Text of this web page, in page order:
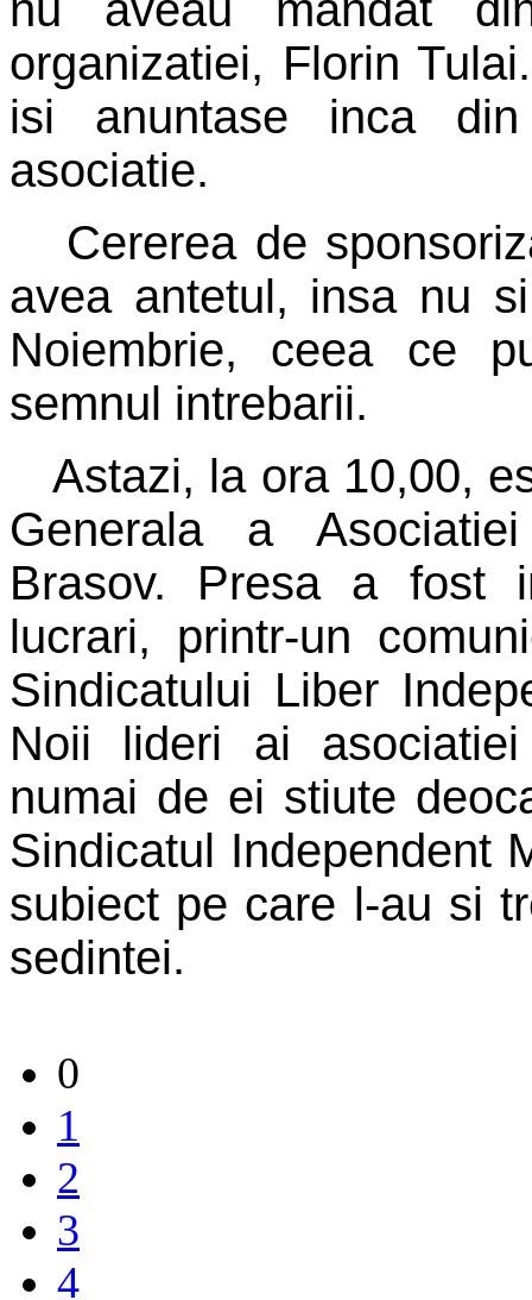
organizatiei, Florin
isi anuntase inca
asociatie.
Cererea de
avea antetul, insa nu
Noiembrie, ceea ce
semnul intrebarii.
Astazi, la ora 10,00,
Generala a
Brasov. Presa a fost
lucrari, printr-un
Sindicatului Liber
Noii lideri ai
numai de ei stiute
Sindicatul Independent
subiect pe care l-au si
sedintei.
0
1
2
3
4